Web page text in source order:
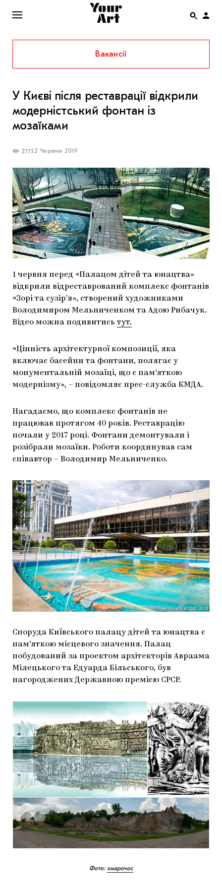
ENG
НОВИНИ
АФІША
ІНТЕРВ’Ю
СПЕЦПРОЄКТИ
THE UKRAINIAN PAVILION AT VENICE BIENNALE
2022
МАРІУПОЛЬСЬКІ МАРГІНАЛІЇ
ДОСЛІДНИЦЬКА ПЛАТФОРМА
CARPATHIAN CULT ПРО РІЗДВЯНІ СВЯТА
Вакансії
У Києві після реставрації відкрили
модерністський фонтан із
мозаїками
2773 2 Червня 2019
1 червня перед «Палацом дітей та юнацтва»
відкрили відреставрований комплекс фонтанів
«Зорі та сузір’я», створений художниками
Володимиром Мельниченком та Адою Рибачук.
Відео можна подивитись тут.
«Цінність архітектурної композиції, яка
включає басейни та фонтани, полягає у
монументальній мозаїці, що є пам’яткою
модернізму», – повідомляє прес-служба КМДА.
Нагадаємо, що комплекс фонтанів не
працював протягом 40 років. Реставрацію
почали у 2017 році. Фонтани демонтували і
розібрали мозаїки. Роботи координував сам
співавтор – Володимир Мельниченко.
Споруда Київського палацу дітей та юнацтва є
пам’яткою місцевого значення. Палац
побудований за проектом архітекторів Авраама
Мілецького та Едуарда Більського, був
нагороджених Державною премією СРСР.
Фото: хмарочос